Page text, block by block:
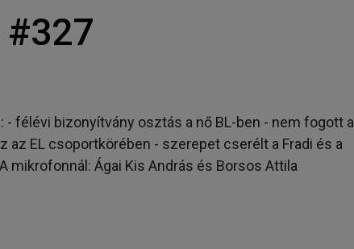
#327
félévi bizonyítvány osztás a nő BL-ben - nem fogott a
az EL csoportkörében - szerepet cserélt a Fradi és a
mikrofonnál: Ágai Kis András és Borsos Attila